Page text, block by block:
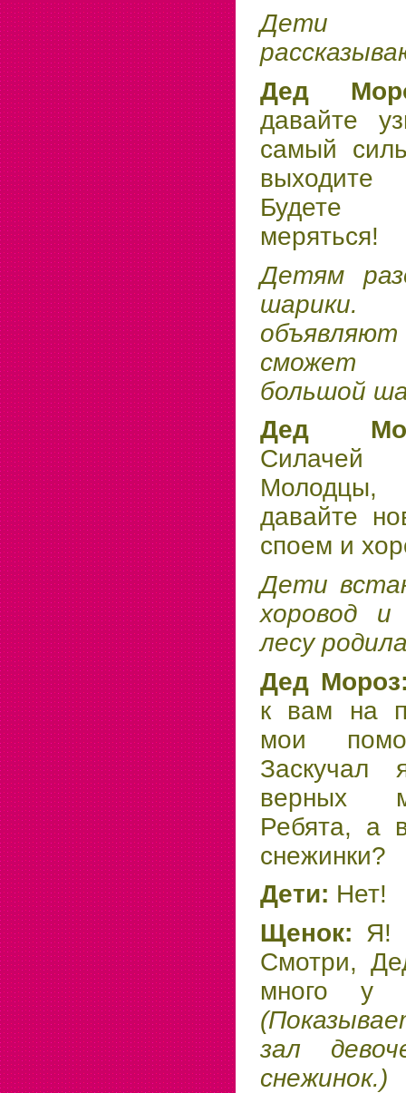
Дети
Дед
давайте
самый
Будете
меряться!
Детям
шарики.
сможет
большой
Дед
Молодцы,
давайте
споем и
Дети
хоровод
лесу
Дед
к вам на
мои
Заскучал
верных
Ребята, а
снежинки?
Дети: Нет!
Щенок: Я!
Смотри,
много у
зал
снежинок.)